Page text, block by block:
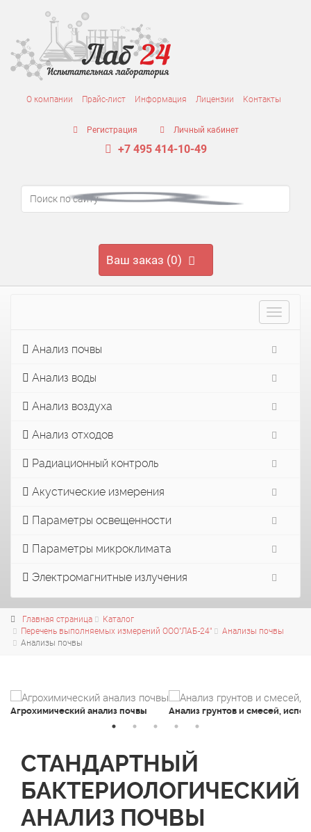
О компании Прайс-лист Информация Лицензии Контакты
Регистрация Личный кабинет
+7 495 414-10-49
Ваш заказ (0)
Toggle
Анализ почвы
Анализ воды
Анализ воздуха
Анализ отходов
Радиационный контроль
Акустические измерения
Параметры освещенности
Параметры микроклимата
Электромагнитные излучения
Главная страница
Каталог
Перечень выполняемых измерений ООО"ЛАБ-24"
Анализы почвы
Анализы почвы
Агрохимический анализ почвы Анализ грунтов и смесей,
СТАНДАРТНЫЙ
БАКТЕРИОЛОГИЧЕСКИЙ
АНАЛИЗ ПОЧВЫ